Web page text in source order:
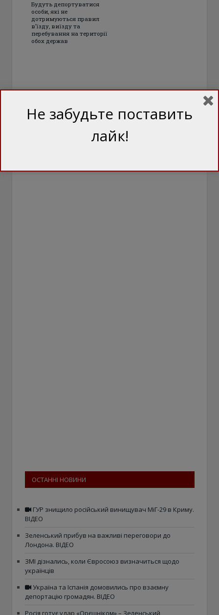
Будуть депортуватися
особи, які не
дотримуються правил
в’їзду, виїзду та
перебування на території
обох держав
ОСТАННІ НОВИНИ
ГУР знищило російський винищувач МіГ-29 в Криму.
ВІДЕО
Зеленський прибув на важливі переговори до
Лондона. ВІДЕО
ЗМІ дізнались, коли Євросоюз визначиться щодо
українців
Україна та Іспанія домовились про взаємну
депортацію громадян. ВІДЕО
Росія готує удар «Орєшніком» – Зеленський
Не забудьте поставить
лайк!